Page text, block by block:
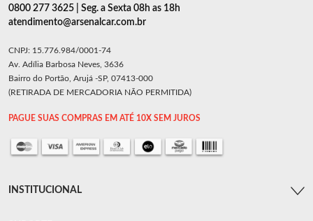
0800 277 3625 | Seg. a Sexta 08h as 18h
atendimento@arsenalcar.com.br
CNPJ: 15.776.984/0001-74
Av. Adília Barbosa Neves, 3636
Bairro do Portão, Arujá -SP, 07413-000
(RETIRADA DE MERCADORIA NÃO PERMITIDA)
PAGUE SUAS COMPRAS EM ATÉ 10X SEM JUROS
INSTITUCIONAL